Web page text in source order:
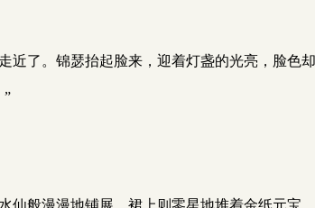
近了。锦瑟抬起脸来，迎着灯盏的光亮，脸色却
仙般漫漫地铺展，裙上则零星地堆着金纸元宝